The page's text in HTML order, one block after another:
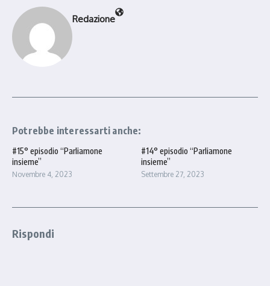
Redazione
Potrebbe interessarti anche:
#15° episodio “Parliamone
insieme”
Novembre 4, 2023
#14° episodio “Parliamone
insieme”
Settembre 27, 2023
Rispondi